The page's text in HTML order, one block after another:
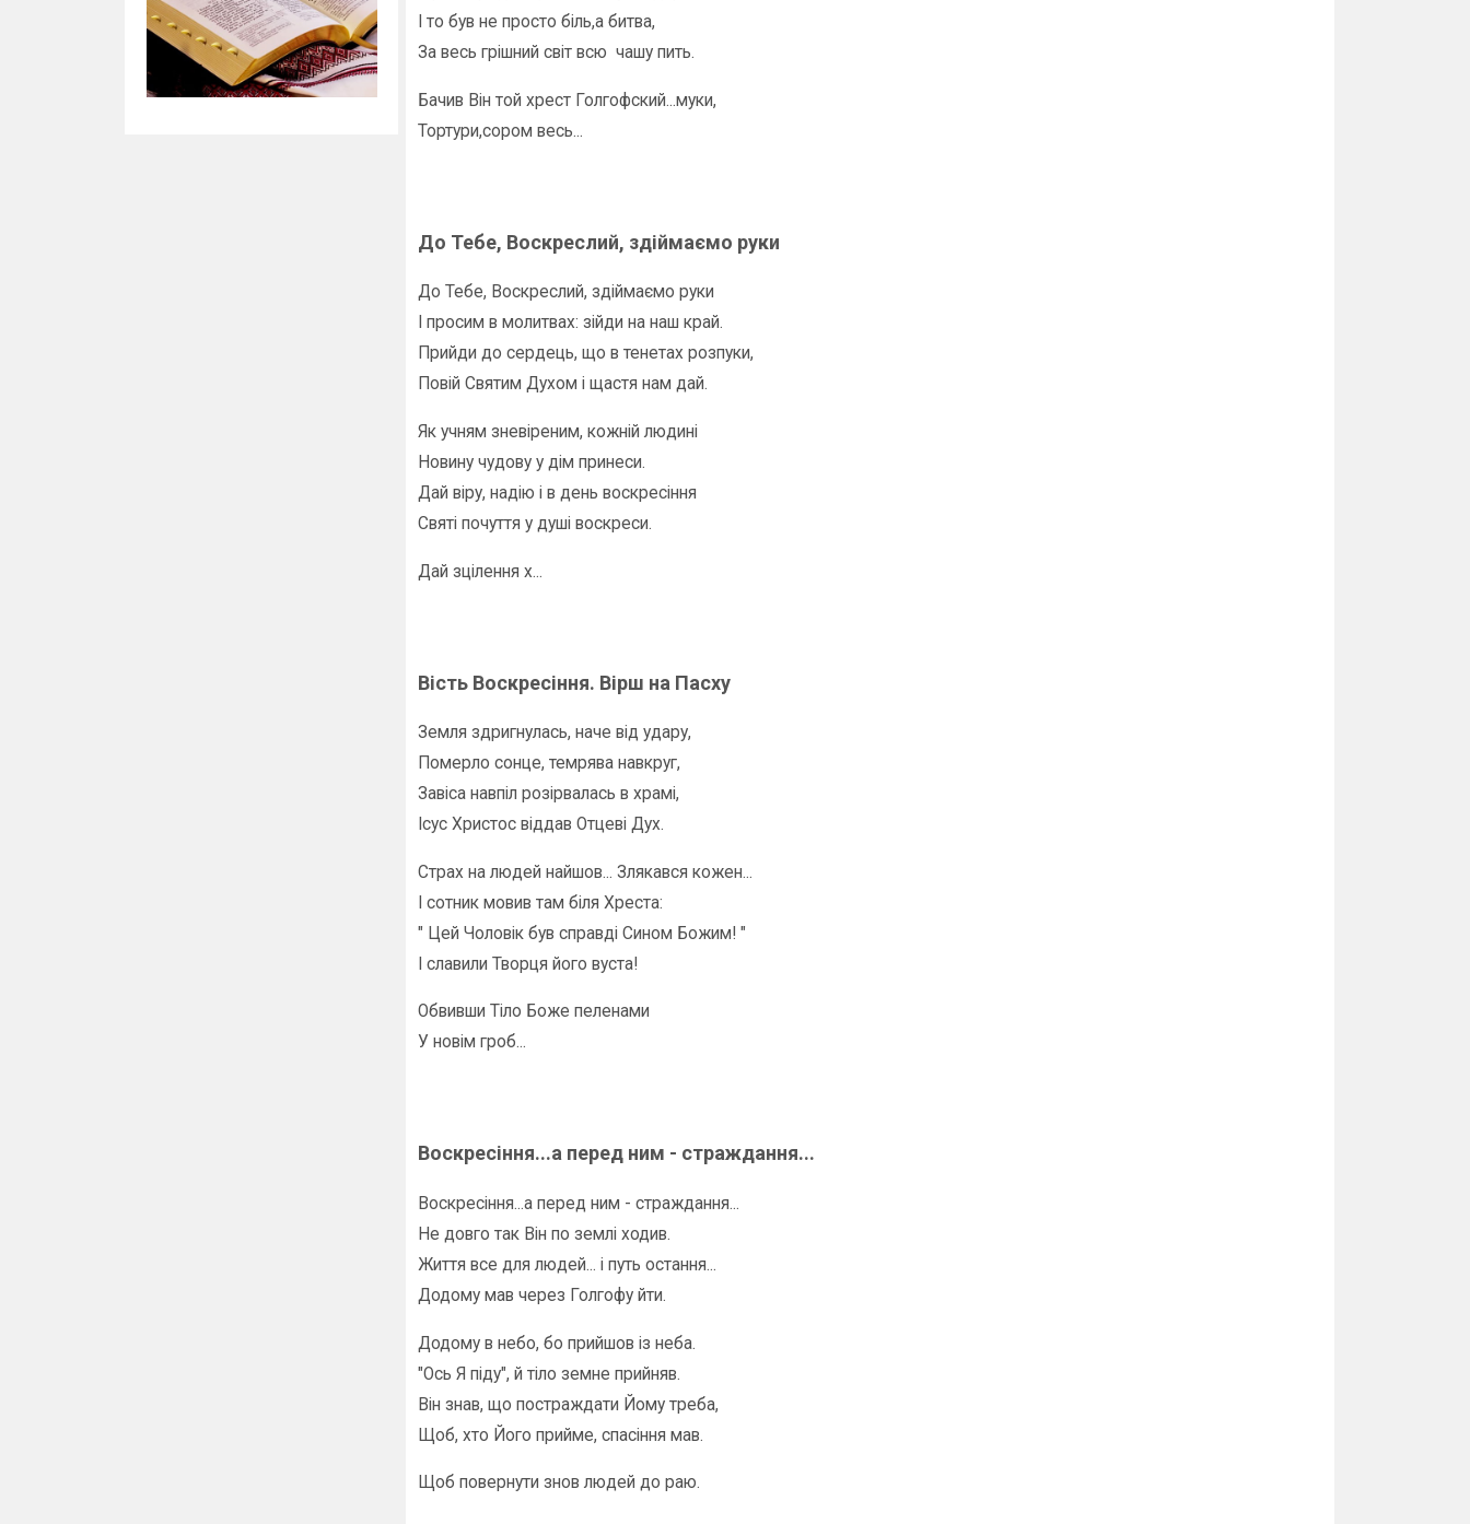
І то був не просто біль,а битва,
За весь грішний світ всю чашу пить.
Бачив Він той хрест Голгофский...муки,
Тортури,сором весь...
До Тебе, Воскреслий, здіймаємо руки
До Тебе, Воскреслий, здіймаємо руки
І просим в молитвах: зійди на наш край.
Прийди до сердець, що в тенетах розпуки,
Повій Святим Духом і щастя нам дай.
Як учням зневіреним, кожній людині
Новину чудову у дім принеси.
Дай віру, надію і в день воскресіння
Святі почуття у душі воскреси.
Дай зцілення х...
Вість Воскресіння. Вірш на Пасху
Земля здригнулась, наче від удару,
Померло сонце, темрява навкруг,
Завіса навпіл розірвалась в храмі,
Ісус Христос віддав Отцеві Дух.
Страх на людей найшов... Злякався кожен...
І сотник мовив там біля Хреста:
" Цей Чоловік був справді Сином Божим! "
І славили Творця його вуста!
Обвивши Тіло Боже пеленами
У новім гроб...
Воскресіння...а перед ним - страждання...
Воскресіння...а перед ним - страждання...
Не довго так Він по землі ходив.
Життя все для людей... і путь остання...
Додому мав через Голгофу йти.
Додому в небо, бо прийшов із неба.
"Ось Я піду", й тіло земне прийняв.
Він знав, що постраждати Йому треба,
Щоб, хто Його прийме, спасіння мав.
Щоб повернути знов людей до раю.